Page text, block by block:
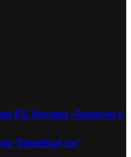
Ю.В. Никулина «Признание в
“Волшебный сон”